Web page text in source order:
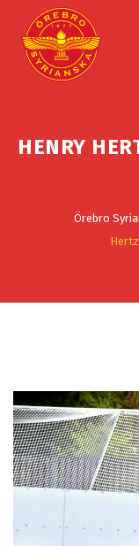
HENRY
Örebro